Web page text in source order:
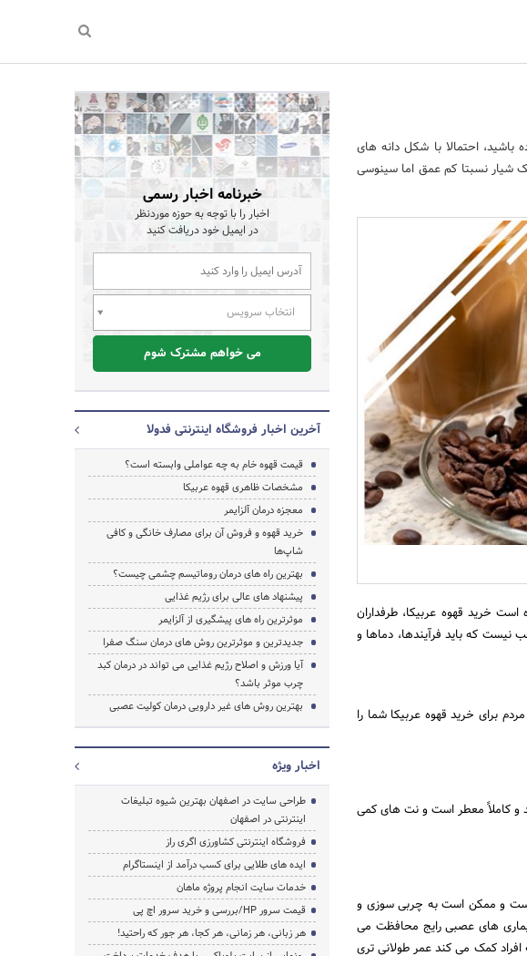
باشید، احتمالا با شکل دانه های
شیار نسبتا کم عمق اما سینوسی
خرید قهوه عربیکا، طرفداران
نیست که باید فرآیندها، دماها و
برای خرید قهوه عربیکا شما را
و کاملاً معطر است و نت های کمی
است و ممکن است به چربی سوزی و
های عصبی رایج محافظت می
کمک می کند عمر طولانی تری
خبرنامه اخبار رسمی
اخبار را با توجه به حوزه موردنظر
در ایمیل خود دریافت کنید
انتخاب سرویس
می خواهم مشترک شوم
آخرین اخبار فروشگاه اینترنتی فدولا
قیمت قهوه خام به چه عواملی وابسته است؟
مشخصات ظاهری قهوه عربیکا
معجزه درمان آلزایمر
خرید قهوه و فروش آن برای مصارف خانگی و کافی
شاپ‌ها
بهترین راه های درمان روماتیسم چشمی چیست؟
پیشنهاد های عالی برای رژیم غذایی
موثرترین راه های پیشگیری از آلزایمر
جدیدترین و موثرترین روش های درمان سنگ صفرا
آیا ورزش و اصلاح رژیم غذایی می تواند در درمان کبد
چرب موثر باشد؟
بهترین روش های غیر دارویی درمان کولیت عصبی
اخبار ویژه
طراحی سایت در اصفهان بهترین شیوه تبلیغات
اینترنتی در اصفهان
فروشگاه اینترنتی کشاورزی اگری راز
ایده های طلایی برای کسب درآمد از اینستاگرام
خدمات سایت انجام پروژه ماهان
قیمت سرور HP/بررسی و خرید سرور اچ پی
هر زبانی، هر زمانی، هر کجا، هر جور که راحتید!